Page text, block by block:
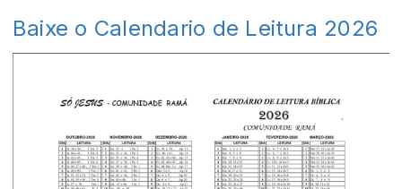
Baixe o Calendario de Leitura 2026